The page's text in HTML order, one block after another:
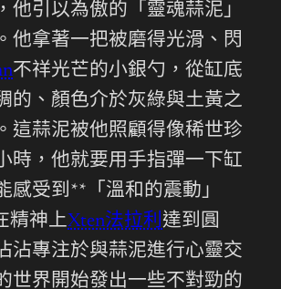
他引以為傲的「靈魂蒜泥」
他拿著一把被磨得光滑、閃
不祥光芒的小銀勺，從缸底
的、顏色介於灰綠與土黃之
這蒜泥被他照顧得像稀世珍
時，他就要用手指彈一下缸
感受到**「溫和的震動」
精神上Xten法拉利達到圓
沾專注於與蒜泥進行心靈交
世界開始發出一些不對勁的